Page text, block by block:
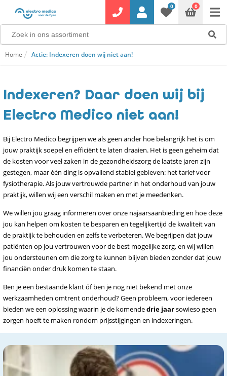
0 0
Home Actie: Indexeren doen wij niet aan!
Indexeren? Daar doen wij bij
Electro Medico niet aan!
Bij Electro Medico begrijpen we als geen ander hoe belangrijk het is om
jouw praktijk soepel en efficiënt te laten draaien. Het is geen geheim dat
de kosten voor veel zaken in de gezondheidszorg de laatste jaren zijn
gestegen, maar één ding is opvallend stabiel gebleven: het tarief voor
fysiotherapie. Als jouw vertrouwde partner in het onderhoud van jouw
praktijk, willen wij een verschil maken en met je meedenken.
We willen jou graag informeren over onze najaarsaanbieding en hoe deze
jou kan helpen om kosten te besparen en tegelijkertijd de kwaliteit van
de praktijk te behouden en zelfs te verbeteren. We begrijpen dat jouw
patiënten op jou vertrouwen voor de best mogelijke zorg, en wij willen
jou ondersteunen om die zorg te kunnen blijven bieden zonder dat jouw
financiën onder druk komen te staan.
Ben je een bestaande klant óf ben je nog niet bekend met onze
werkzaamheden omtrent onderhoud? Geen probleem, voor iedereen
bieden we een oplossing waarin je de komendedrie jaarsowieso geen
zorgen hoeft te maken rondom prijsstijgingen en indexeringen.